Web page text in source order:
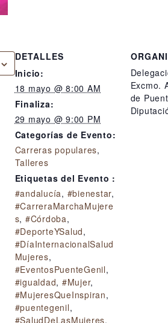
DETALLES
Inicio:
18 mayo @ 8:00 AM
Finaliza:
29 mayo @ 9:00 PM
Categorías de Evento:
Carreras populares,
Talleres
Etiquetas del Evento :
#andalucía, #bienestar,
#CarreraMarchaMujere
s, #Córdoba,
#DeporteYSalud,
#DíaInternacionalSalud
Mujeres,
#EventosPuenteGenil,
#igualdad, #Mujer,
#MujeresQueInspiran,
#puentegenil,
#SaludDeLasMujeres,
Excmo.
de